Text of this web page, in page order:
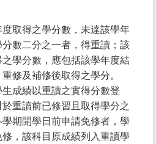
取得之學分數，未達該學年
分數二分之一者，得重讀；該
學分數，應包括該學年度結
修及補修後取得之學分。
成績以重讀之實得分數登
重讀前已修習且取得學分之
期開學日前申請免修者，學
，該科目原成績列入重讀學